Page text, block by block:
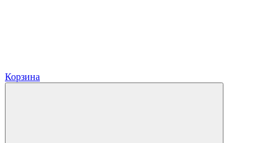
Корзина